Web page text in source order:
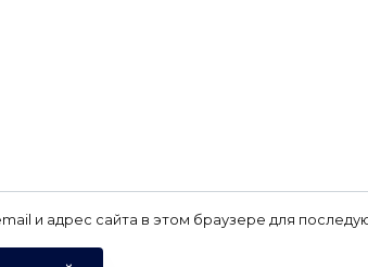
и адрес сайта в этом браузере для